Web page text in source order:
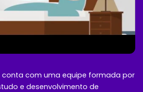
conta com uma equipe formada por
e desenvolvimento de